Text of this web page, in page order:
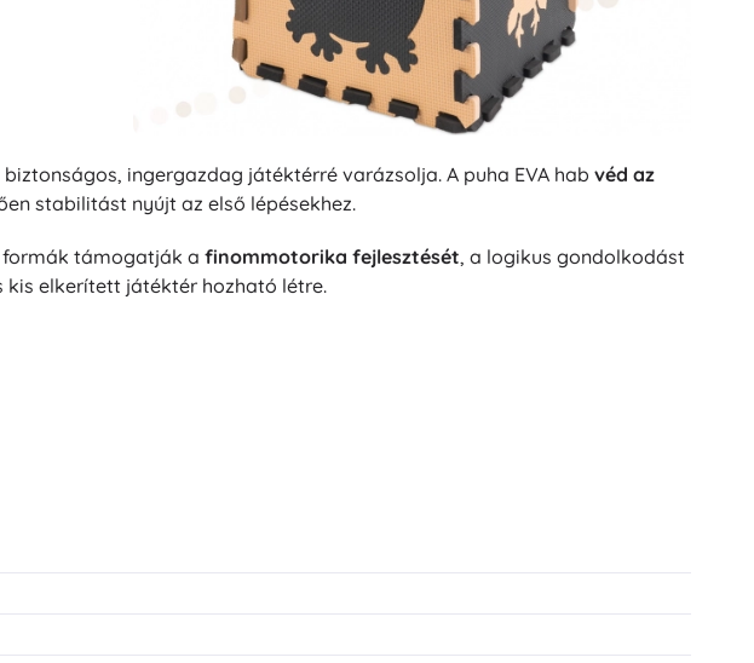
ingergazdag játéktérré varázsolja. A puha EVA hab véd az
stabilitást nyújt az első lépésekhez.
formák támogatják a finommotorika fejlesztését, a logikus gondolkodást
kis elkerített játéktér hozható létre.